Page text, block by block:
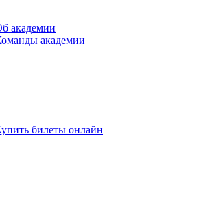
академии
академии
билеты онлайн